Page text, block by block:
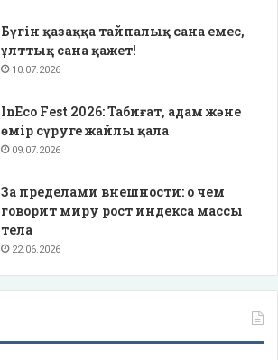
Бүгін қазаққа тайпалық сана емес,
ұлттық сана қажет!
10.07.2026
InEco Fest 2026: Табиғат, адам және
өмір сүруге жайлы қала
09.07.2026
За пределами внешности: о чем
говорит миру рост индекса массы
тела
22.06.2026